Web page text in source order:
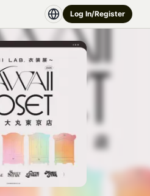
Log In/Register